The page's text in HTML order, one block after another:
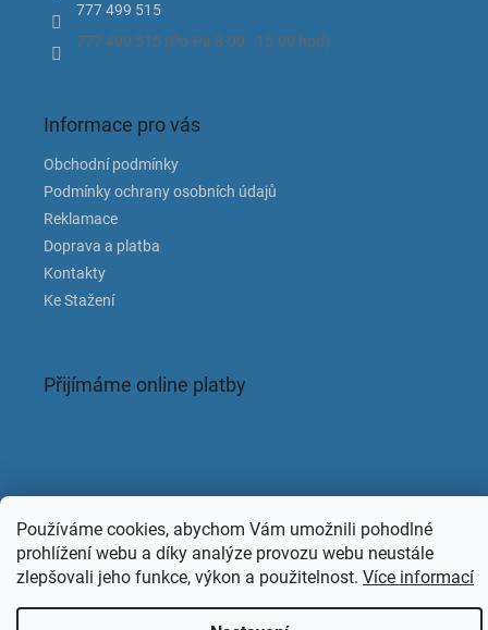
Používáme cookies, abychom Vám umožnili pohodlné
prohlížení webu a díky analýze provozu webu neustále
zlepšovali jeho funkce, výkon a použitelnost. Více informací
777 499 515
777 499 515 (Po-Pá 8.00 - 15.00 hod).
Informace pro vás
Obchodní podmínky
Podmínky ochrany osobních údajů
Reklamace
Doprava a platba
Kontakty
Ke Stažení
Přijímáme online platby
Facebook